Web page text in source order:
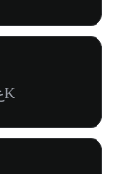
Conversão de 1 ORE para ع.د77.65K